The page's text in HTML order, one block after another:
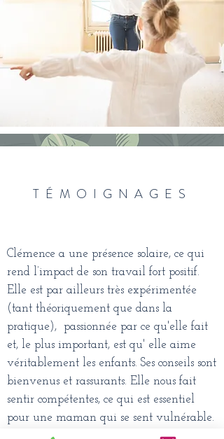
TÉMOIGNAGES
Clémence a une présence solaire, ce qui
rend l’impact de son travail fort positif.
Elle est par ailleurs très expérimentée
(tant théoriquement que dans la
pratique), passionnée par ce qu'elle fait
et, le plus important, est qu' elle aime
véritablement les enfants. Ses conseils sont
bienvenus et rassurants. Elle nous fait
sentir compétentes, ce qui est essentiel
pour une maman qui se sent vulnérable.
Loin de juger ses patientes, elle est